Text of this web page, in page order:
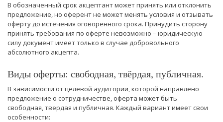
В обозначенный срок акцептант может принять или отклонить
предложение, но оферент не может менять условия и отзывать
оферту до истечения оговоренного срока. Принудить сторону
принять требования по оферте невозможно – юридическую
силу документ имеет только в случае добровольного
абсолютного акцепта.
Виды оферты: свободная, твёрдая, публичная.
В зависимости от целевой аудитории, которой направлено
предложение о сотрудничестве, оферта может быть
свободная, твердая и публичная. Каждый вариант имеет свои
особенности: